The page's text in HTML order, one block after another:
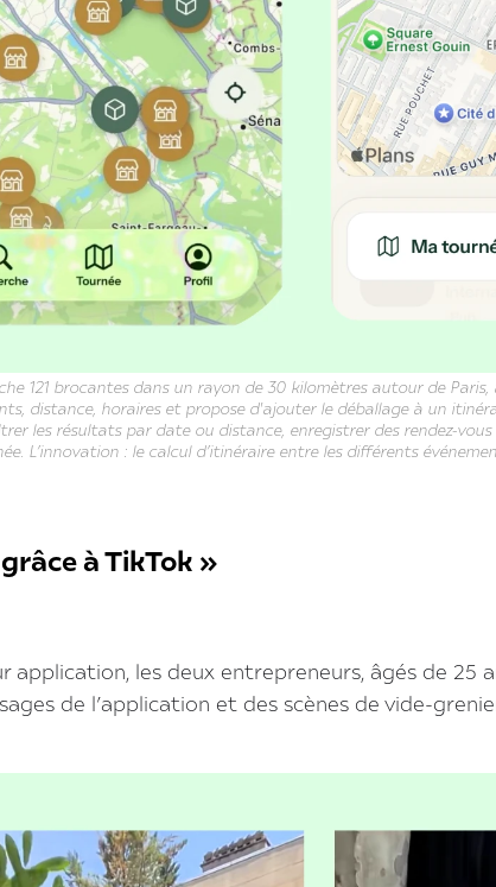
121 brocantes dans un rayon de 30 kilomètres autour de
distance, horaires et propose d'ajouter le déballage à un
les résultats par date ou distance, enregistrer des rendez-
L’innovation : le calcul d’itinéraire entre les différents
à TikTok »
application, les deux entrepreneurs, âgés de 25
de l’application et des scènes de vide-